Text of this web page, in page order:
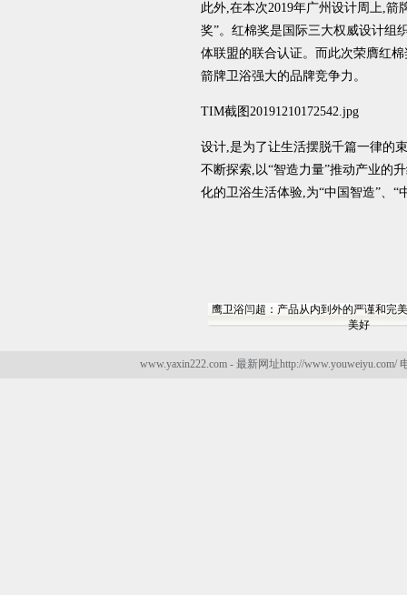
此外,在本次2019年广州设计周上,箭
奖”。红棉奖是国际三大权威设计
体联盟的联合认证。而此次荣膺红
箭牌卫浴强大的品牌竞争力。
TIM截图20191210172542.jpg
设计,是为了让生活摆脱千篇一律的
不断探索,以“智造力量”推动产业的
化的卫浴生活体验,为“中国智造”、
鹰卫浴闫超：产品从内到外的严谨和完
美好
www.yaxin222.com - 最新网址http://www.youweiyu.com/